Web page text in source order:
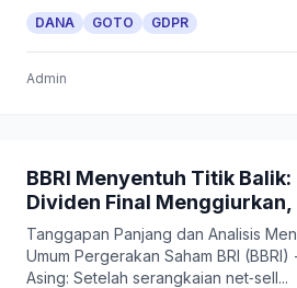
DANA GOTO GDPR
Admin
BBRI Menyentuh Titik Balik:
Dividen Final Menggiurkan,
Tanggapan Panjang dan Analisis
Umum Pergerakan Saham BRI
Asing: Setelah serangkaian net‑sell...